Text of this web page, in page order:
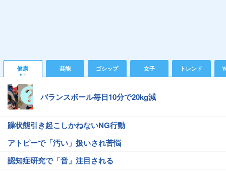
健康 芸能 ゴシップ 女子 トレンド
バランスボール毎日10分で20kg減
躁状態引き起こしかねないNG行動
アトピーで「汚い」扱いされ苦悩
認知症研究で「音」注目される